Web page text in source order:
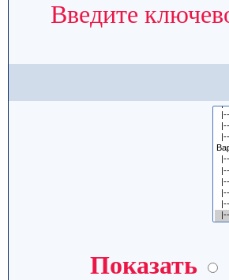
Введите
Показать